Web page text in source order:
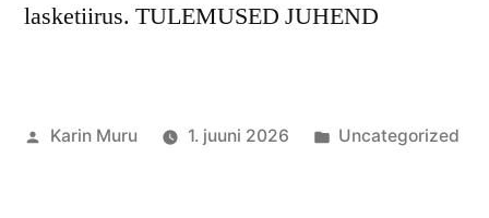
lasketiirus. TULEMUSED JUHEND
Posted
Karin Muru 1. juuni 2026
Posted
Uncategorized